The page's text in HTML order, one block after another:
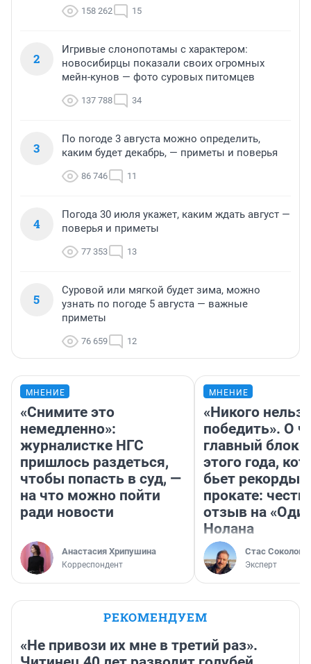
158 262 15
2
Игривые слонопотамы с характером:
новосибирцы показали своих огромных
мейн-кунов — фото суровых питомцев
137 788 34
3
По погоде 3 августа можно определить,
каким будет декабрь, — приметы и поверья
86 746 11
4
Погода 30 июля укажет, каким ждать август —
поверья и приметы
77 353 13
5
Суровой или мягкой будет зима, можно
узнать по погоде 5 августа — важные
приметы
76 659 12
МНЕНИЕ
«Снимите это
немедленно»:
журналистке НГС
пришлось раздеться,
чтобы попасть в суд, —
на что можно пойти
ради новости
Анастасия Хрипушина
Корреспондент
МНЕНИЕ
«Никого нельзя
победить». О
главный
этого года,
бьет рекорды в
прокате:
отзыв на
Нолана
Стас Соколов
Эксперт
РЕКОМЕНДУЕМ
«Не привози их мне в третий раз».